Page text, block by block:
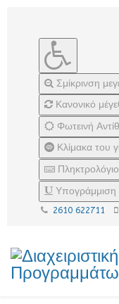
Σμίκρινση
Κανονικό
Φωτεινή
Κλίμακα του
Πληκτρολόγιο
Υπογράμμιση
2610 622711